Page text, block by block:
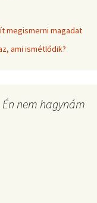
megismerni magadat
ami ismétlődik?
nem hagynám